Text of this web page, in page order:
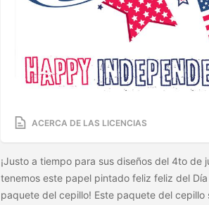
ACERCA DE LAS LICENCIAS
¡Justo a tiempo para sus diseños del 4to de
tenemos este papel pintado feliz feliz del
paquete del cepillo! Este paquete del cepillo